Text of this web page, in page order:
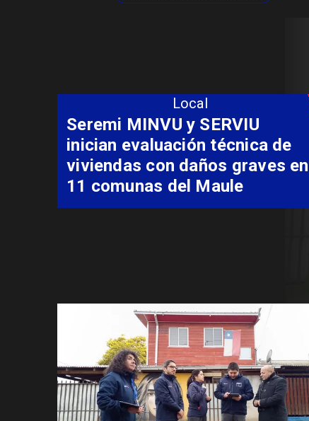
Local
Fondo Orasmi entrega apoyo a
familia de Romeral para
costear alimentación
especializada de niño con
Síndrome de Intestino Corto